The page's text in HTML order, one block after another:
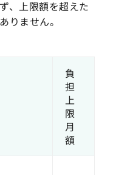
、上限額を超えた
りません。
負
担
上
限
月
額